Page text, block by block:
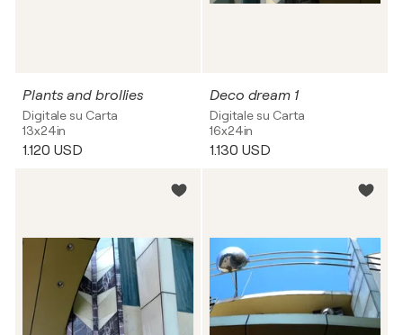
Plants and brollies
Digitale su Carta
13x24in
1.120 USD
Deco dream 1
Digitale su Carta
16x24in
1.130 USD